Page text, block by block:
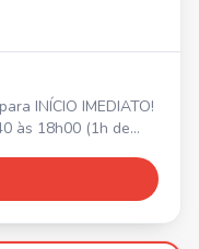
às 18h00 (1h de
R$ 494,00 (no
Envie seu